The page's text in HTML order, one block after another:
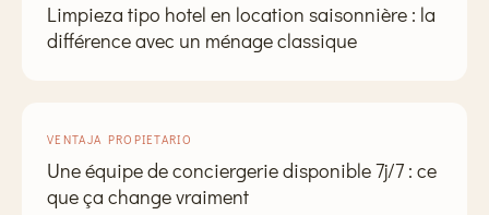
Limpieza tipo hotel en location saisonnière : la
différence avec un ménage classique
VENTAJA PROPIETARIO
Une équipe de conciergerie disponible 7j/7 : ce
que ça change vraiment